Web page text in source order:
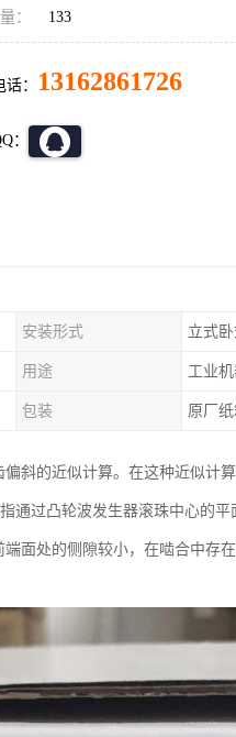
： 133
： 13162861726
：
安装形式 立式
用途 工业
包装 原厂
斜的近似计算。在这种近似计
通过凸轮波发生器滚珠中心的
面处的侧隙较小，在啮合中存